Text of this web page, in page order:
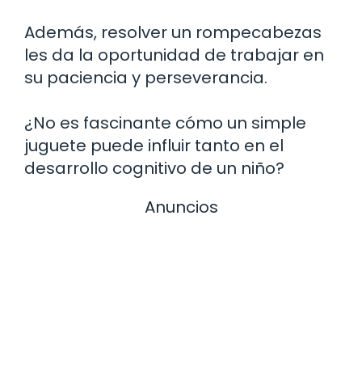
Además, resolver un rompecabezas
les da la oportunidad de trabajar en
su paciencia y perseverancia.
¿No es fascinante cómo un simple
juguete puede influir tanto en el
desarrollo cognitivo de un niño?
Anuncios